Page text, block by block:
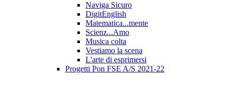
Naviga Sicuro
DigitEnglish
Matematica...mente
Scienz...Amo
Musica colta
Vestiamo la scena
L'arte di esprimersi
Progetti Pon FSE A/S 2021-22